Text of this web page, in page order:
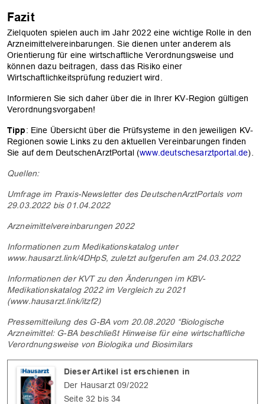
Fazit
Zielquoten spielen auch im Jahr 2022 eine wichtige Rolle in den
Arzneimittelvereinbarungen. Sie dienen unter anderem als
Orientierung für eine wirtschaftliche Verordnungsweise und
können dazu beitragen, dass das Risiko einer
Wirtschaftlichkeitsprüfung reduziert wird.
Informieren Sie sich daher über die in Ihrer KV-Region gültigen
Verordnungsvorgaben!
Tipp: Eine Übersicht über die Prüfsysteme in den jeweiligen KV-
Regionen sowie Links zu den aktuellen Vereinbarungen finden
Sie auf dem DeutschenArztPortal (www.deutschesarztportal.de).
Quellen:
Umfrage im Praxis-Newsletter des DeutschenArztPortals vom
29.03.2022 bis 01.04.2022
Arzneimittelvereinbarungen 2022
Informationen zum Medikationskatalog unter
www.hausarzt.link/4DHpS, zuletzt aufgerufen am 24.03.2022
Informationen der KVT zu den Änderungen im KBV-
Medikationskatalog 2022 im Vergleich zu 2021
(www.hausarzt.link/itzf2)
Pressemitteilung des G-BA vom 20.08.2020 “Biologische
Arzneimittel: G-BA beschließt Hinweise für eine wirtschaftliche
Verordnungsweise von Biologika und Biosimilars
Dieser Artikel ist erschienen in
Der Hausarzt 09/2022
Seite 32 bis 34